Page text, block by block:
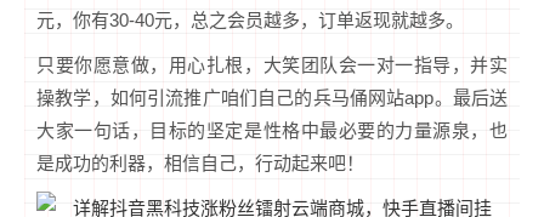
元，你有30-40元，总之会员越多，订单返现就越多。
只要你愿意做，用心扎根，大笑团队会一对一指导，并实
操教学，如何引流推广咱们自己的兵马俑网站app。最后送
大家一句话，目标的坚定是性格中最必要的力量源泉，也
是成功的利器，相信自己，行动起来吧！